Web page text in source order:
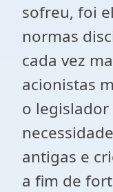
sofreu, foi
normas
cada vez
acionistas
o
antigas e
a fim de